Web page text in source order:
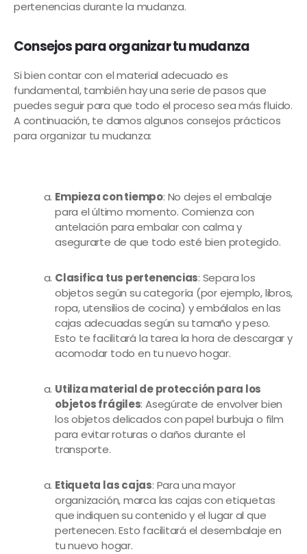
pertenencias durante la mudanza.
Consejos para organizar tu mudanza
Si bien contar con el material adecuado es
fundamental, también hay una serie de pasos que
puedes seguir para que todo el proceso sea más fluido.
A continuación, te damos algunos consejos prácticos
para organizar tu mudanza:
Empieza con tiempo: No dejes el embalaje
para el último momento. Comienza con
antelación para embalar con calma y
asegurarte de que todo esté bien protegido.
Clasifica tus pertenencias: Separa los
objetos según su categoría (por ejemplo, libros,
ropa, utensilios de cocina) y embálalos en las
cajas adecuadas según su tamaño y peso.
Esto te facilitará la tarea la hora de descargar y
acomodar todo en tu nuevo hogar.
Utiliza material de protección para los
objetos frágiles: Asegúrate de envolver bien
los objetos delicados con papel burbuja o film
para evitar roturas o daños durante el
transporte.
Etiqueta las cajas: Para una mayor
organización, marca las cajas con etiquetas
que indiquen su contenido y el lugar al que
pertenecen. Esto facilitará el desembalaje en
tu nuevo hogar.